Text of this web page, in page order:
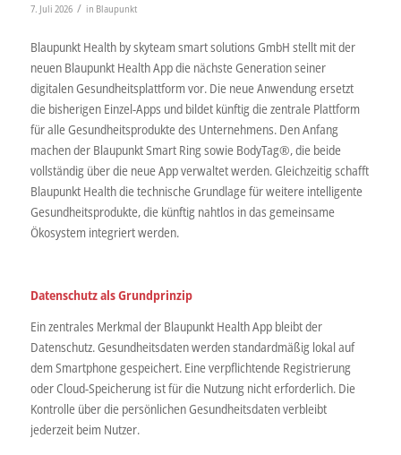
7. Juli 2026 / in Blaupunkt
Blaupunkt Health by skyteam smart solutions GmbH stellt mit der
neuen Blaupunkt Health App die nächste Generation seiner
digitalen Gesundheitsplattform vor. Die neue Anwendung ersetzt
die bisherigen Einzel-Apps und bildet künftig die zentrale Plattform
für alle Gesundheitsprodukte des Unternehmens. Den Anfang
machen der Blaupunkt Smart Ring sowie BodyTag®, die beide
vollständig über die neue App verwaltet werden. Gleichzeitig schafft
Blaupunkt Health die technische Grundlage für weitere intelligente
Gesundheitsprodukte, die künftig nahtlos in das gemeinsame
Ökosystem integriert werden.
Datenschutz als Grundprinzip
Ein zentrales Merkmal der Blaupunkt Health App bleibt der
Datenschutz. Gesundheitsdaten werden standardmäßig lokal auf
dem Smartphone gespeichert. Eine verpflichtende Registrierung
oder Cloud-Speicherung ist für die Nutzung nicht erforderlich. Die
Kontrolle über die persönlichen Gesundheitsdaten verbleibt
jederzeit beim Nutzer.